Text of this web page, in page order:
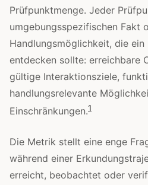
Prüfpunktmenge. Jeder
umgebungsspezifischen Fakt
Handlungsmöglichkeit, die
entdecken sollte: erreichbare
gültige Interaktionsziele,
handlungsrelevante
Einschränkungen.1
Die Metrik stellt eine enge
während einer
erreicht, beobachtet oder